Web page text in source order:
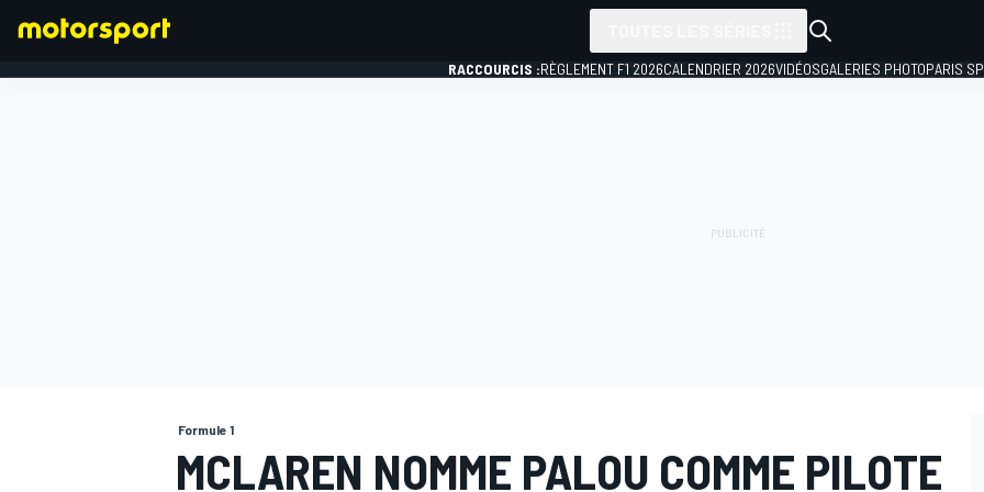
RACCOURCIS :RÈGLEMENT F1 2026CALENDRIER 2026VIDÉOSGALERIES PHOTOPARIS
Formule 1
MCLAREN NOMME PALOU COMME PILOTE